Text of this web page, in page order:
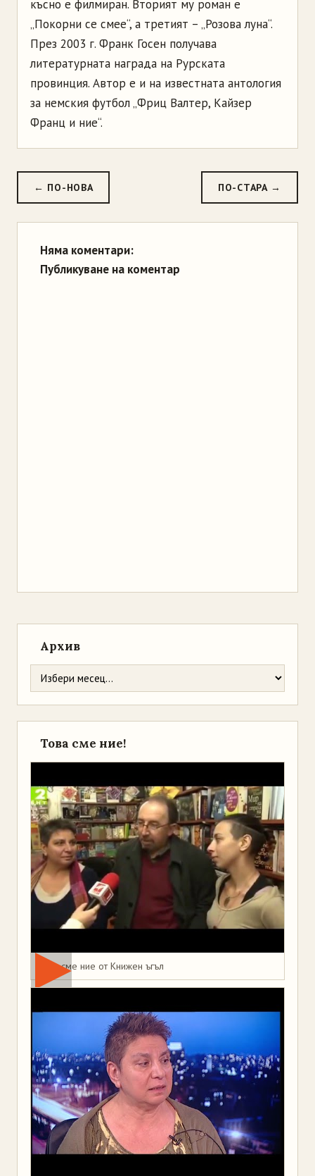
късно е филмиран. Вторият му роман е
„Покорни се смее“, а третият – „Розова луна“.
През 2003 г. Франк Госен получава
литературната награда на Рурската
провинция. Автор е и на известната антология
за немския футбол „Фриц Валтер, Кайзер
Франц и ние“.
← ПО-НОВА ПО-СТАРА →
Няма коментари:
Публикуване на коментар
Архив
Това сме ние!
Това сме ние от Книжен ъгъл